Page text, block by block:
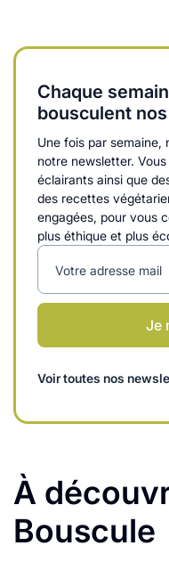
Chaque
bousculent
Une fois par
notre newsletter.
éclairants ainsi que
des recettes
engagées, pour vous
plus éthique et plus
Votre adresse mail
Je
Voir toutes nos
À
Bouscule